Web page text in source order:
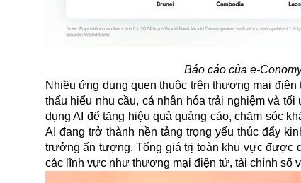
Báo cáo của e-
Nhiều ứng dụng quen thuộc trên thương mại
thấu hiểu nhu cầu, cá nhân hóa trải nghiệm và
dụng AI để tăng hiệu quả quảng cáo, chăm sóc
AI đang trở thành nền tảng trọng yếu thúc đẩy
trưởng ấn tượng. Tổng giá trị toàn khu vực được
các lĩnh vực như thương mại điện tử, tài chính số